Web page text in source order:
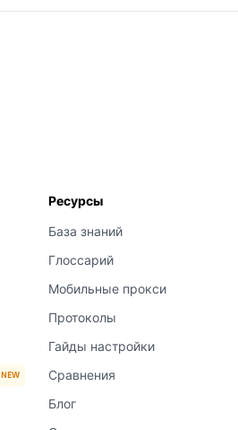
NEW
Ресурсы
База знаний
Глоссарий
Мобильные прокси
Протоколы
Гайды настройки
Сравнения
Блог